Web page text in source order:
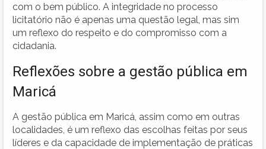
com o bem público. A integridade no processo
licitatório não é apenas uma questão legal, mas sim
um reflexo do respeito e do compromisso com a
cidadania.
Reflexões sobre a gestão pública em
Maricá
A gestão pública em Maricá, assim como em outras
localidades, é um reflexo das escolhas feitas por seus
líderes e da capacidade de implementação de práticas